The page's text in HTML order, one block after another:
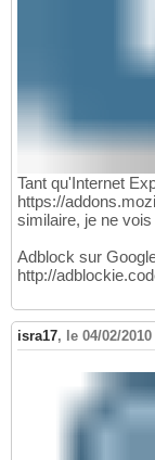
Tant qu'Internet
https://
similaire, je ne
Adblock sur
http://
isra17, le 04/02/